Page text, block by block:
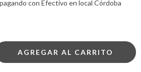
pagando con Efectivo en local Córdoba